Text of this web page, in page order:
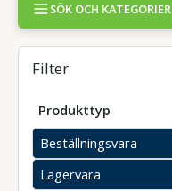
SÖK OCH KATEGORIER
Filter
Produkttyp
Beställningsvara
0
produkter
Lagervara
1